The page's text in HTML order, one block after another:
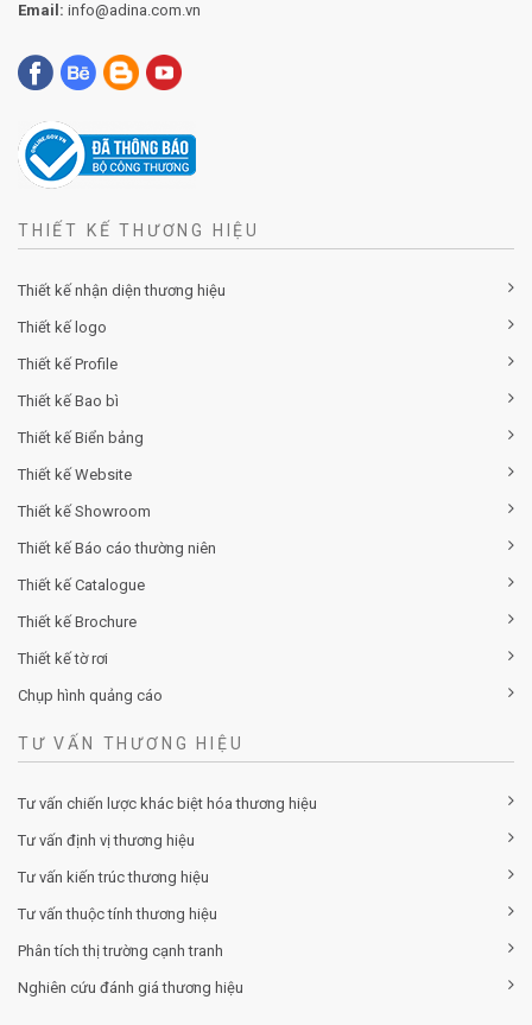
Email: info@adina.com.vn
THIẾT KẾ THƯƠNG HIỆU
Thiết kế nhận diện thương hiệu
Thiết kế logo
Thiết kế Profile
Thiết kế Bao bì
Thiết kế Biển bảng
Thiết kế Website
Thiết kế Showroom
Thiết kế Báo cáo thường niên
Thiết kế Catalogue
Thiết kế Brochure
Thiết kế tờ rơi
Chụp hình quảng cáo
TƯ VẤN THƯƠNG HIỆU
Tư vấn chiến lược khác biệt hóa thương hiệu
Tư vấn định vị thương hiệu
Tư vấn kiến trúc thương hiệu
Tư vấn thuộc tính thương hiệu
Phân tích thị trường cạnh tranh
Nghiên cứu đánh giá thương hiệu